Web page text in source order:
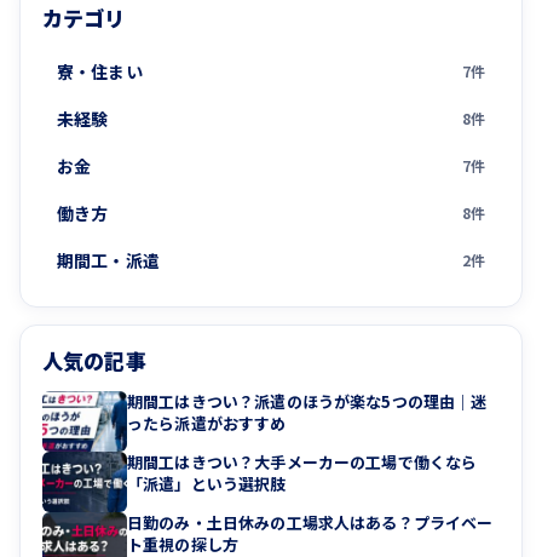
カテゴリ
寮・住まい 7件
未経験 8件
お金 7件
働き方 8件
期間工・派遣 2件
人気の記事
期間工はきつい？派遣のほうが楽な5つの理由｜迷
ったら派遣がおすすめ
期間工はきつい？大手メーカーの工場で働くなら
「派遣」という選択肢
日勤のみ・土日休みの工場求人はある？プライベー
ト重視の探し方